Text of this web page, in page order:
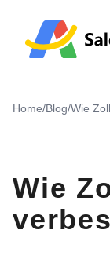
Home/Blog/Wie
Wie